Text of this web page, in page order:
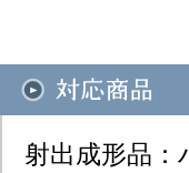
射出成形品